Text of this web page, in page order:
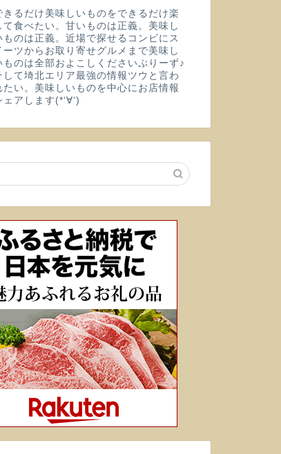
きるだけ美味しいものをできるだけ楽
て食べたい。甘いものは正義。美味し
ものは正義。近場で探せるコンビにス
ーツからお取り寄せグルメまで美味し
ものは全部およこしくださいぷりーず♪
して埼北エリア最強の情報ツウと言わ
たい。美味しいものを中心にお店情報
ェアします(*‘∀‘)